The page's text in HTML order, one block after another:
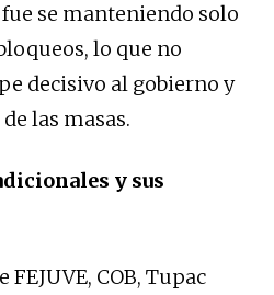
se manteniendo solo
lo que no
decisivo al gobierno y
las masas.
y sus
COB, Tupac